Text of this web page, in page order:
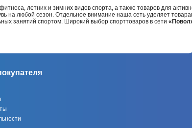
летних и зимних видов спорта, а также товаров для
на любой сезон. Отдельное внимание наша сеть уделяет
занятий спортом. Широкий выбор спорттоваров в сети